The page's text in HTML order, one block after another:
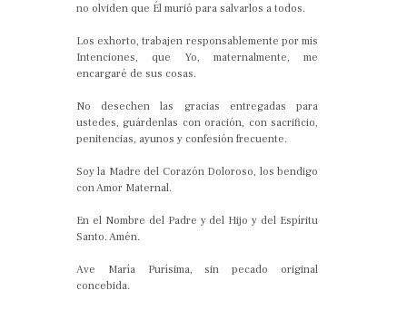
no olviden que Él murió para salvarlos a todos.
Los exhorto, trabajen responsablemente por mis
Intenciones, que Yo, maternalmente, me
encargaré de sus cosas.
No desechen las gracias entregadas para
ustedes, guárdenlas con oración, con sacrificio,
penitencias, ayunos y confesión frecuente.
Soy la Madre del Corazón Doloroso, los bendigo
con Amor Maternal.
En el Nombre del Padre y del Hijo y del Espíritu
Santo. Amén.
Ave María Purísima, sin pecado original
concebida.